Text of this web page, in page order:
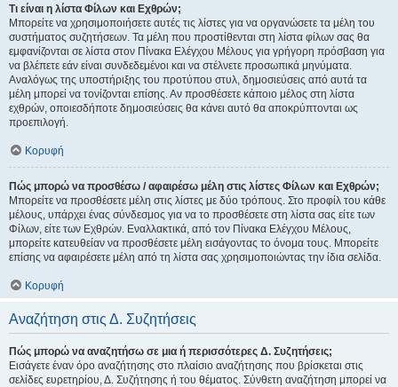
Τι είναι η λίστα Φίλων και Εχθρών;
Μπορείτε να χρησιμοποιήσετε αυτές τις λίστες για να οργανώσετε τα μέλη του
συστήματος συζητήσεων. Τα μέλη που προστίθενται στη λίστα φίλων σας θα
εμφανίζονται σε λίστα στον Πίνακα Ελέγχου Μέλους για γρήγορη πρόσβαση για
να βλέπετε εάν είναι συνδεδεμένοι και να στέλνετε προσωπικά μηνύματα.
Αναλόγως της υποστήριξης του προτύπου στυλ, δημοσιεύσεις από αυτά τα
μέλη μπορεί να τονίζονται επίσης. Αν προσθέσετε κάποιο μέλος στη λίστα
εχθρών, οποιεσδήποτε δημοσιεύσεις θα κάνει αυτό θα αποκρύπτονται ως
προεπιλογή.
Κορυφή
Πώς μπορώ να προσθέσω / αφαιρέσω μέλη στις λίστες Φίλων και Εχθρών;
Μπορείτε να προσθέσετε μέλη στις λίστες με δύο τρόπους. Στο προφίλ του κάθε
μέλους, υπάρχει ένας σύνδεσμος για να το προσθέσετε στη λίστα σας είτε των
Φίλων, είτε των Εχθρών. Εναλλακτικά, από τον Πίνακα Ελέγχου Μέλους,
μπορείτε κατευθείαν να προσθέσετε μέλη εισάγοντας το όνομα τους. Μπορείτε
επίσης να αφαιρέσετε μέλη από τη λίστα σας χρησιμοποιώντας την ίδια σελίδα.
Κορυφή
Αναζήτηση στις Δ. Συζητήσεις
Πώς μπορώ να αναζητήσω σε μια ή περισσότερες Δ. Συζητήσεις;
Εισάγετε έναν όρο αναζήτησης στο πλαίσιο αναζήτησης που βρίσκεται στις
σελίδες ευρετηρίου, Δ. Συζήτησης ή του θέματος. Σύνθετη αναζήτηση μπορεί να